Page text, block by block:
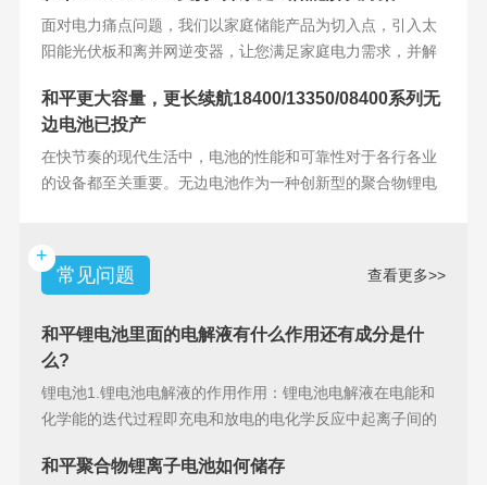
面对电力痛点问题，我们以家庭储能产品为切入点，引入太
阳能光伏板和离并网逆变器，让您满足家庭电力需求，并解
和平更大容量，更长续航18400/13350/08400系列无
边电池已投产
在快节奏的现代生活中，电池的性能和可靠性对于各行各业
的设备都至关重要。无边电池作为一种创新型的聚合物锂电
+
常见问题
查看更多>>
和平锂电池里面的电解液有什么作用还有成分是什
么?
锂电池1.锂电池电解液的作用作用：锂电池电解液在电能和
化学能的迭代过程即充电和放电的电化学反应中起离子间的
和平聚合物锂离子电池如何储存